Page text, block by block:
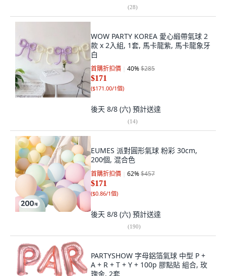
(28)
WOW PARTY KOREA 愛心緞帶氣球 2
款 x 2入組, 1套, 馬卡龍紫, 馬卡龍象牙
白
首購折扣價 40%$285
$171
($171.00/1個)
後天 8/8 (六) 預計送達
(14)
EUMES 派對圓形氣球 粉彩 30cm,
200個, 混合色
首購折扣價 62%$457
$171
($0.86/1個)
後天 8/8 (六) 預計送達
(190)
PARTYSHOW 字母鋁箔氣球 中型 P +
A + R + T + Y + 100p 膠點貼 組合, 玫
瑰金, 2套